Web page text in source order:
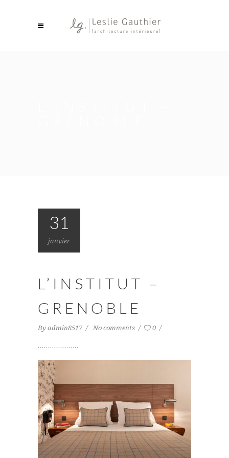
31
janvier
L’INSTITUT –
GRENOBLE
By admin8517 No comments 0